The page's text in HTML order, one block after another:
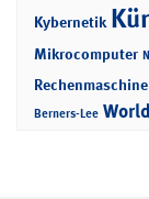
Kybernetik
Mikrocomputer
Rechenmaschine
Berners-Lee